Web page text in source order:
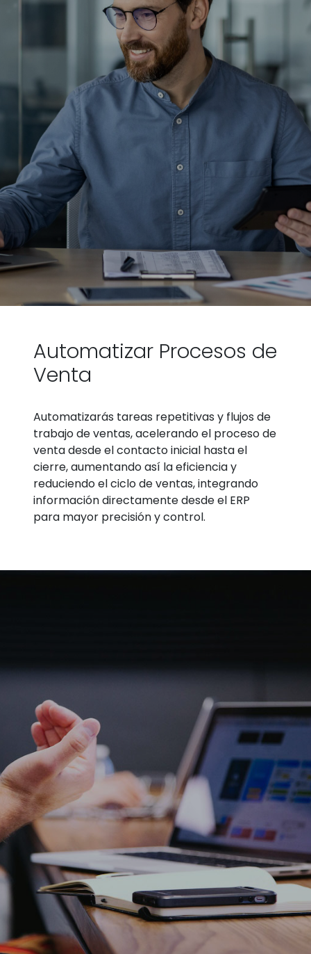
Automatizar Procesos de
Venta
Automatizarás tareas repetitivas y flujos de
trabajo de ventas, acelerando el proceso de
venta desde el contacto inicial hasta el
cierre, aumentando así la eficiencia y
reduciendo el ciclo de ventas, integrando
información directamente desde el ERP
para mayor precisión y control.